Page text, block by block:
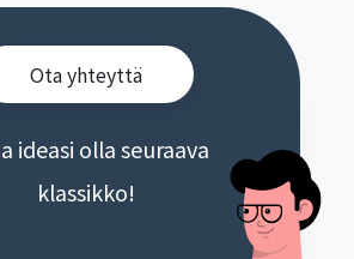
Ota yhteyttä
ideasi olla seuraava
klassikko!